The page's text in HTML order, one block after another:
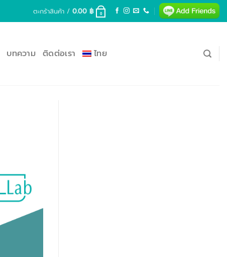
ตะกร้าสินค้า /0.00฿ 0
บทความ ติดต่อเรา ไทย